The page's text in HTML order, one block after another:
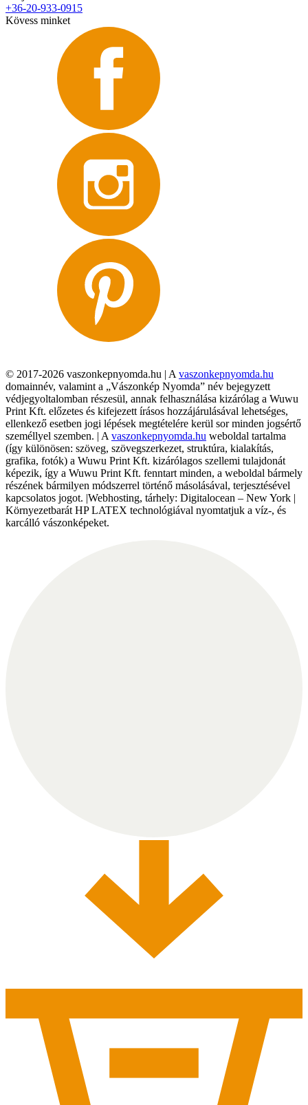
+36-20-933-0915
Kövess minket
© 2017-2026 vaszonkepnyomda.hu | A vaszonkepnyomda.hu
domainnév, valamint a „Vászonkép Nyomda” név bejegyzett
védjegyoltalomban részesül, annak felhasználása kizárólag a Wuwu
Print Kft. előzetes és kifejezett írásos hozzájárulásával lehetséges,
ellenkező esetben jogi lépések megtételére kerül sor minden jogsértő
személlyel szemben. | A vaszonkepnyomda.hu weboldal tartalma
(így különösen: szöveg, szövegszerkezet, struktúra, kialakítás,
grafika, fotók) a Wuwu Print Kft. kizárólagos szellemi tulajdonát
képezik, így a Wuwu Print Kft. fenntart minden, a weboldal bármely
részének bármilyen módszerrel történő másolásával, terjesztésével
kapcsolatos jogot. |Webhosting, tárhely: Digitalocean – New York |
Környezetbarát HP LATEX technológiával nyomtatjuk a víz-, és
karcálló vászonképeket.